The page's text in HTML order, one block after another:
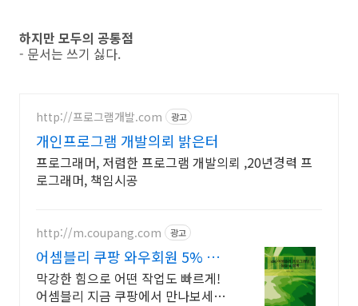
하지만 모두의 공통점
- 문서는 쓰기 싫다.
http://프로그램개발.com 광고
개인프로그램 개발의뢰 밝은터
프로그래머, 저렴한 프로그램 개발의뢰 ,20년경력 프
로그래머, 책임시공
http://m.coupang.com 광고
어셈블리 쿠팡 와우회원 5% 캐
시 적립
막강한 힘으로 어떤 작업도 빠르게!
어셈블리 지금 쿠팡에서 만나보세